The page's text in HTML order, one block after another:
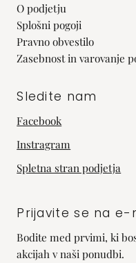
O podjetju
Splošni pogoji
Pravno obvestilo
Zasebnost in varovanje
Sledite nam
Facebook
Instragram
Spletna stran podjetja
Prijavite se na e-
Bodite med prvimi, ki
akcijah v naši ponudbi.